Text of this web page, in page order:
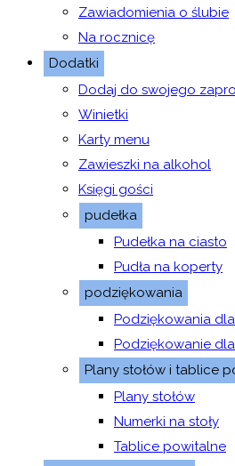
Zawiadomienia o ślubie
Na rocznicę
Dodatki
Dodaj do swojego
Winietki
Karty menu
Zawieszki na alkohol
Księgi gości
pudełka
Pudełka na ciasto
Pudła na koperty
podziękowania
Podziękowania
Podziękowanie
Plany stołów i tablice
Plany stołów
Numerki na stoły
Tablice powitalne